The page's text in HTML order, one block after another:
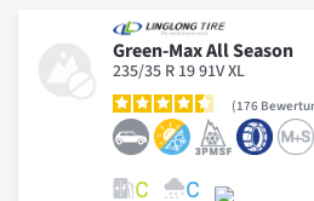
Green-Max All Season
235/35 R 19 91V XL
176